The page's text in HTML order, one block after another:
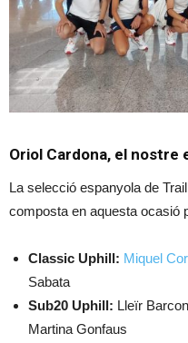
Oriol Cardona, el nostre
La selecció espanyola de
composta en aquesta ocasió
Classic Uphill: Miquel
Sabata
Sub20 Uphill: Lleïr
Martina Gonfaus